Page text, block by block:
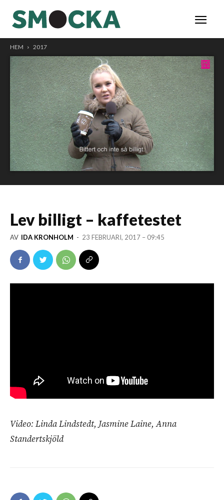
HEM 2017
Lev billigt – kaffetestet
AV IDA KRONHOLM - 23 FEBRUARI, 2017 – 09:45
Video: Linda Lindstedt, Jasmine Laine, Anna
Standertskjöld